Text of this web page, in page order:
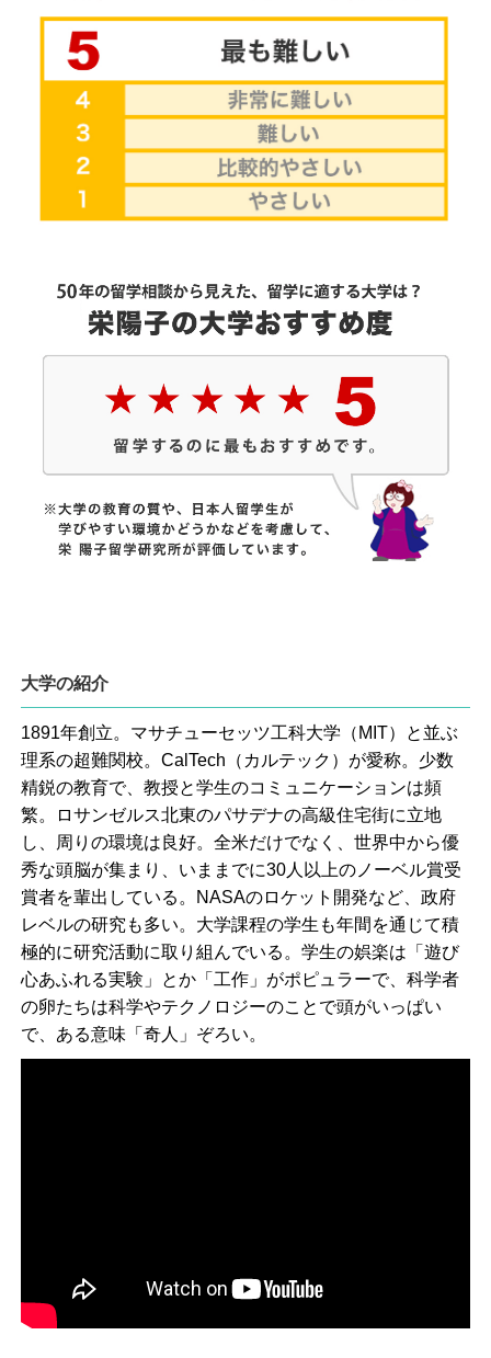
大学の紹介
1891年創立。マサチューセッツ工科大学（MIT）と並ぶ
理系の超難関校。CalTech（カルテック）が愛称。少数
精鋭の教育で、教授と学生のコミュニケーションは頻
繁。ロサンゼルス北東のパサデナの高級住宅街に立地
し、周りの環境は良好。全米だけでなく、世界中から優
秀な頭脳が集まり、いままでに30人以上のノーベル賞受
賞者を輩出している。NASAのロケット開発など、政府
レベルの研究も多い。大学課程の学生も年間を通じて積
極的に研究活動に取り組んでいる。学生の娯楽は「遊び
心あふれる実験」とか「工作」がポピュラーで、科学者
の卵たちは科学やテクノロジーのことで頭がいっぱい
で、ある意味「奇人」ぞろい。